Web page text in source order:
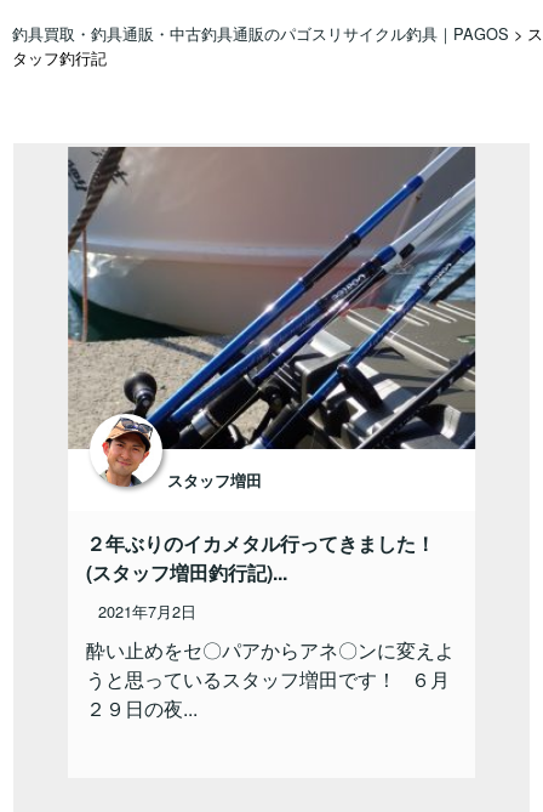
釣具買取・釣具通販・中古釣具通販のパゴスリサイクル釣具｜PAGOS > ス
タッフ釣行記
スタッフ増田
２年ぶりのイカメタル行ってきました！
(スタッフ増田釣行記)...
2021年7月2日
酔い止めをセ〇パアからアネ〇ンに変えよ
うと思っているスタッフ増田です！ ６月
２９日の夜...